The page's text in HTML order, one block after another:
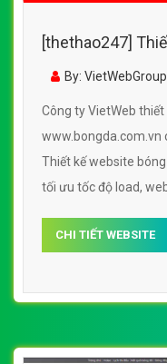
[thethao247]
By:
Công ty VietWeb
www.bongda.com.vn
Thiết kế website
tối ưu tốc độ load,
www.bongda.com.vn
CHI TIẾT WEBSITE